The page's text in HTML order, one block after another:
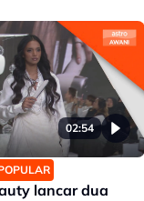
02:54
lancar dua